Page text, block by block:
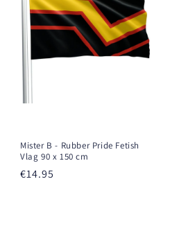
Mister B - Rubber Pride Fetish
Vlag 90 x 150 cm
Prezzo
€14.95